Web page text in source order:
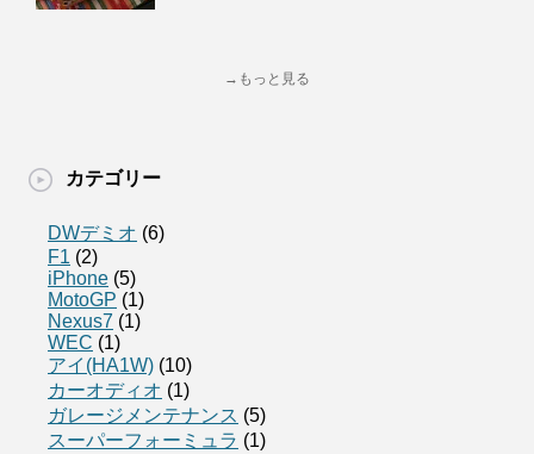
→もっと見る
カテゴリー
DWデミオ (6)
F1 (2)
iPhone (5)
MotoGP (1)
Nexus7 (1)
WEC (1)
アイ(HA1W) (10)
カーオディオ (1)
ガレージメンテナンス (5)
スーパーフォーミュラ (1)